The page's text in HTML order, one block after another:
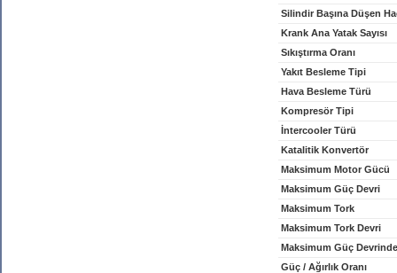
Silindir Başına Düşen
Krank Ana Yatak Sayısı
Sıkıştırma Oranı
Yakıt Besleme Tipi
Hava Besleme Türü
Kompresör Tipi
İntercooler Türü
Katalitik Konvertör
Maksimum Motor Gücü
Maksimum Güç Devri
Maksimum Tork
Maksimum Tork Devri
Maksimum Güç
Güç / Ağırlık Oranı